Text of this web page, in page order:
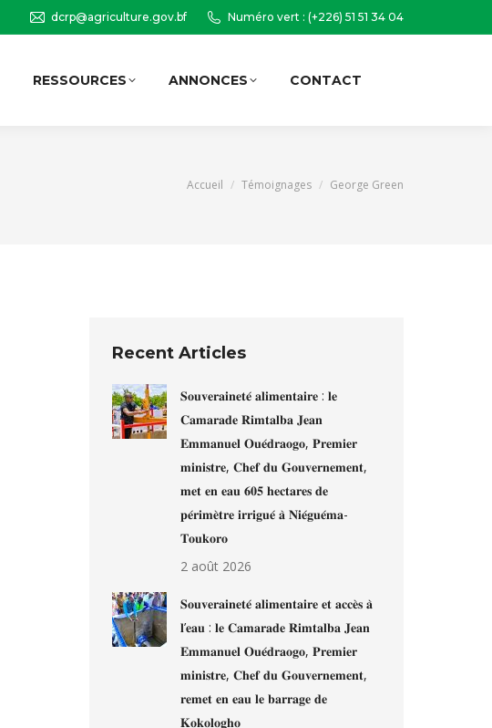
dcrp@agriculture.gov.bf Numéro vert : (+226) 51 51 34 04
RESSOURCES ANNONCES CONTACT
Vous êtes ici :
Accueil Témoignages George Green
Recent Articles
𝐒𝐨𝐮𝐯𝐞𝐫𝐚𝐢𝐧𝐞𝐭𝐞́ 𝐚𝐥𝐢𝐦𝐞𝐧𝐭𝐚𝐢𝐫𝐞 : 𝐥𝐞
𝐂𝐚𝐦𝐚𝐫𝐚𝐝𝐞 𝐑𝐢𝐦𝐭𝐚𝐥𝐛𝐚 𝐉𝐞𝐚𝐧
𝐄𝐦𝐦𝐚𝐧𝐮𝐞𝐥 𝐎𝐮𝐞́𝐝𝐫𝐚𝐨𝐠𝐨, 𝐏𝐫𝐞𝐦𝐢𝐞𝐫
𝐦𝐢𝐧𝐢𝐬𝐭𝐫𝐞, 𝐂𝐡𝐞𝐟 𝐝𝐮 𝐆𝐨𝐮𝐯𝐞𝐫𝐧𝐞𝐦𝐞𝐧𝐭,
𝐦𝐞𝐭 𝐞𝐧 𝐞𝐚𝐮 𝟔𝟎𝟓 𝐡𝐞𝐜𝐭𝐚𝐫𝐞𝐬 𝐝𝐞
𝐩𝐞́𝐫𝐢𝐦𝐞̀𝐭𝐫𝐞 𝐢𝐫𝐫𝐢𝐠𝐮𝐞́ 𝐚̀ 𝐍𝐢𝐞́𝐠𝐮𝐞́𝐦𝐚-
𝐓𝐨𝐮𝐤𝐨𝐫𝐨
2 août 2026
𝐒𝐨𝐮𝐯𝐞𝐫𝐚𝐢𝐧𝐞𝐭𝐞́ 𝐚𝐥𝐢𝐦𝐞𝐧𝐭𝐚𝐢𝐫𝐞 𝐞𝐭 𝐚𝐜𝐜𝐞̀𝐬 𝐚̀
𝐥’𝐞𝐚𝐮 : 𝐥𝐞 𝐂𝐚𝐦𝐚𝐫𝐚𝐝𝐞 𝐑𝐢𝐦𝐭𝐚𝐥𝐛𝐚 𝐉𝐞𝐚𝐧
𝐄𝐦𝐦𝐚𝐧𝐮𝐞𝐥 𝐎𝐮𝐞́𝐝𝐫𝐚𝐨𝐠𝐨, 𝐏𝐫𝐞𝐦𝐢𝐞𝐫
𝐦𝐢𝐧𝐢𝐬𝐭𝐫𝐞, 𝐂𝐡𝐞𝐟 𝐝𝐮 𝐆𝐨𝐮𝐯𝐞𝐫𝐧𝐞𝐦𝐞𝐧𝐭,
𝐫𝐞𝐦𝐞𝐭 𝐞𝐧 𝐞𝐚𝐮 𝐥𝐞 𝐛𝐚𝐫𝐫𝐚𝐠𝐞 𝐝𝐞
𝐊𝐨𝐤𝐨𝐥𝐨𝐠𝐡𝐨